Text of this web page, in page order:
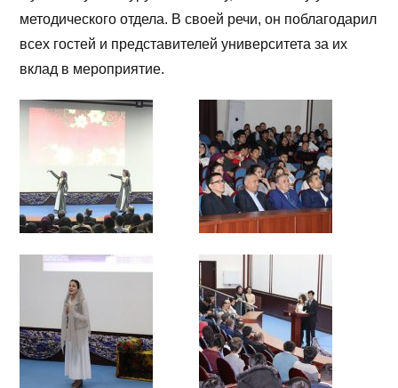
методического отдела. В своей речи, он поблагодарил
всех гостей и представителей университета за их
вклад в мероприятие.